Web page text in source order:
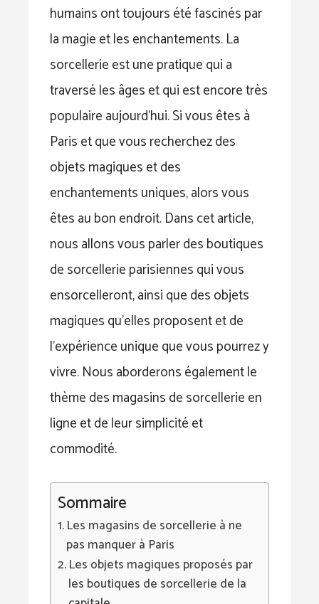
humains ont toujours été fascinés par
la magie et les enchantements. La
sorcellerie est une pratique qui a
traversé les âges et qui est encore très
populaire aujourd’hui. Si vous êtes à
Paris et que vous recherchez des
objets magiques et des
enchantements uniques, alors vous
êtes au bon endroit. Dans cet article,
nous allons vous parler des boutiques
de sorcellerie parisiennes qui vous
ensorcelleront, ainsi que des objets
magiques qu’elles proposent et de
l’expérience unique que vous pourrez y
vivre. Nous aborderons également le
thème des magasins de sorcellerie en
ligne et de leur simplicité et
commodité.
Sommaire
Les magasins de sorcellerie à ne
pas manquer à Paris
Les objets magiques proposés par
les boutiques de sorcellerie de la